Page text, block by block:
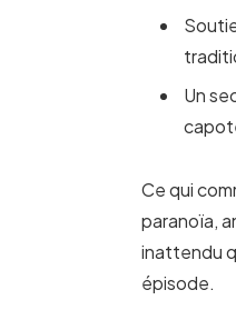
Un
Ce qui
paranoïa,
inattendu
épisode.